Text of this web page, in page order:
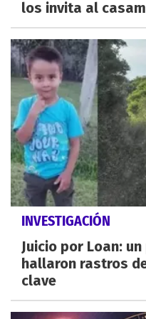
los invita al
INVESTIGACIÓN
Juicio por Loan:
hallaron rastros
clave